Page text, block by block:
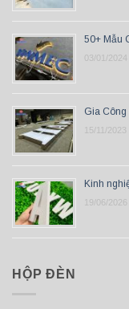
50+ Mẫu
03/01/2024
Gia Công
15/11/2023
Kinh
19/06/2026
HỘP ĐÈN